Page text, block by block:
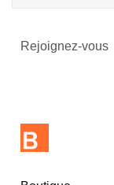
Rejoignez-vous